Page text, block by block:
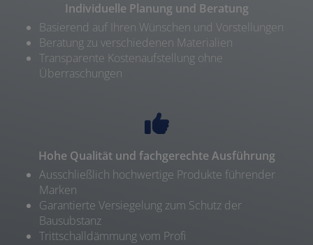
Individuelle Planung und Beratung
Basierend auf Ihren Wünschen und Vorstellungen
Beratung zu verschiedenen Materialien
Transparente Kostenaufstellung ohne
Überraschungen
Hohe Qualität und fachgerechte Ausführung
Ausschließlich hochwertige Produkte führender
Marken
Garantierte Versiegelung zum Schutz der
Bausubstanz
Trittschalldämmung vom Profi